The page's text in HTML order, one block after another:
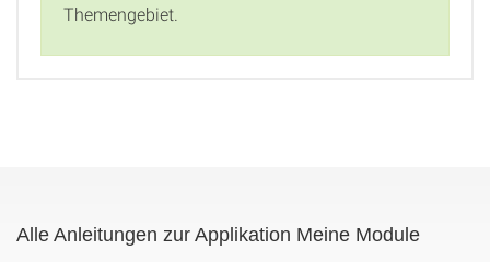
Themengebiet.
Alle Anleitungen zur Applikation Meine Module